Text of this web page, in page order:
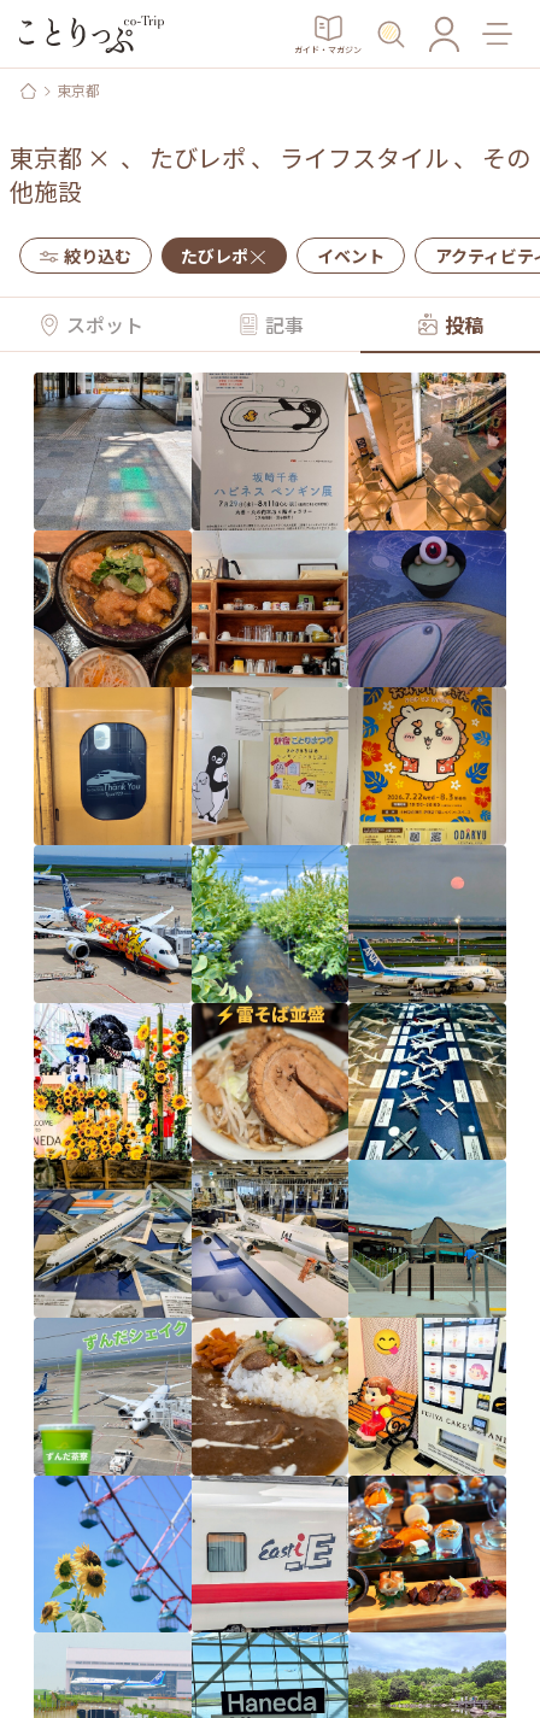
ガイド・マガジン
東京都
東京都 × 、 たびレポ 、 ライフスタイル、 その
他施設
絞り込む たびレポ イベント アクティビテ
スポット 記事 投稿